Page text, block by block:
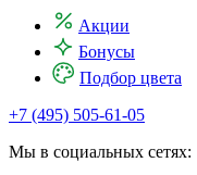
Акции
Бонусы
Подбор цвета
+7 (495) 505-61-05
Мы в социальных сетях: